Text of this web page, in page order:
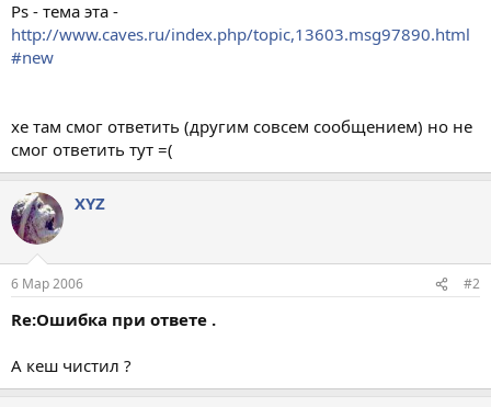
Ps - тема эта -
http://www.caves.ru/index.php/topic,13603.msg97890.html
#new
хе там смог ответить (другим совсем сообщением) но не
смог ответить тут =(
XYZ
6 Мар 2006 #2
Re:Ошибка при ответе .
А кеш чистил ?